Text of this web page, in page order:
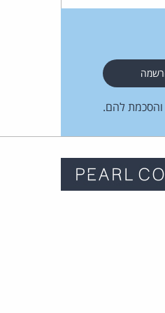
והסכמת להם.